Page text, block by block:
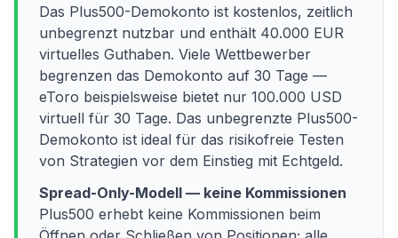
Das Plus500-Demokonto ist kostenlos, zeitlich
unbegrenzt nutzbar und enthält 40.000 EUR
virtuelles Guthaben. Viele Wettbewerber
begrenzen das Demokonto auf 30 Tage —
eToro beispielsweise bietet nur 100.000 USD
virtuell für 30 Tage. Das unbegrenzte Plus500-
Demokonto ist ideal für das risikofreie Testen
von Strategien vor dem Einstieg mit Echtgeld.
Spread-Only-Modell — keine Kommissionen
Plus500 erhebt keine Kommissionen beim